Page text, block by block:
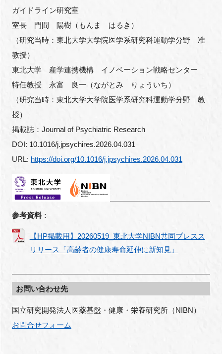
ガイドライン研究室
室長 門間 陽樹（もんま はるき）
（研究当時：東北大学大学院医学系研究科運動学分野 准
教授）
東北大学 産学連携機構 イノベーション戦略センター
特任教授 永富 良一（ながとみ りょういち）
（研究当時：東北大学大学院医学系研究科運動学分野 教
授）
掲載誌：Journal of Psychiatric Research
DOI: 10.1016/j.jpsychires.2026.04.031
URL: https://doi.org/10.1016/j.jpsychires.2026.04.031
参考資料：
【HP掲載用】20260519_東北大学NIBN共同プレスス
リリース「高齢者の健康寿命延伸に新知見」
お問い合わせ先
国立研究開発法人医薬基盤・健康・栄養研究所（NIBN）
お問合せフォーム